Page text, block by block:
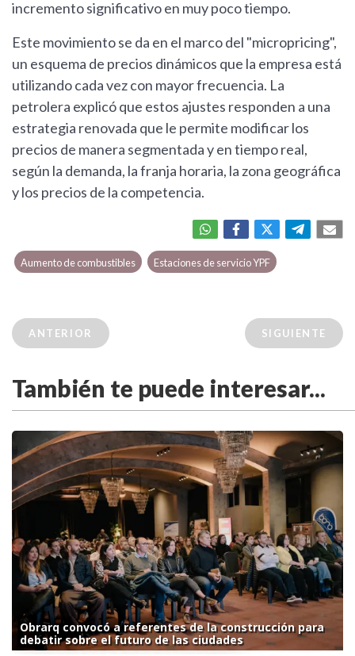
incremento significativo en muy poco tiempo.
Este movimiento se da en el marco del "micropricing",
un esquema de precios dinámicos que la empresa está
utilizando cada vez con mayor frecuencia. La
petrolera explicó que estos ajustes responden a una
estrategia renovada que le permite modificar los
precios de manera segmentada y en tiempo real,
según la demanda, la franja horaria, la zona geográfica
y los precios de la competencia.
Aumento de combustibles Estaciones de servicio YPF
ANTERIOR SIGUIENTE
También te puede interesar...
Obrarq convocó a referentes de la construcción para
debatir sobre el futuro de las ciudades